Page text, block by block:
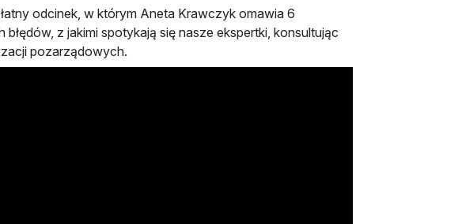
odcinek, w którym Aneta Krawczyk omawia 6
błędów, z jakimi spotykają się nasze ekspertki, konsultując
pozarządowych.